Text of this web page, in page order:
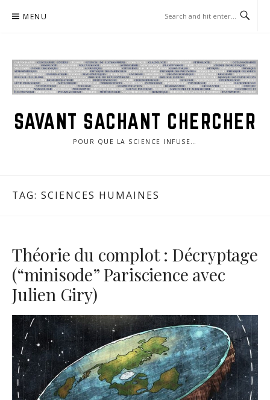
MENU
SAVANT SACHANT CHERCHER
POUR QUE LA SCIENCE INFUSE…
TAG: SCIENCES HUMAINES
Théorie du complot : Décryptage
(“minisode” Pariscience avec
Julien Giry)